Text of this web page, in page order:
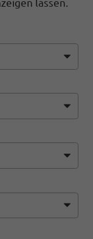
lassen.